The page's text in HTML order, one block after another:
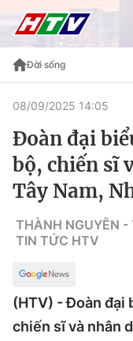
Đời sống
08/09/2025 14:05
Đoàn đại
bộ, chiến sĩ
Tây Nam,
THÀNH NGUYÊN -
TIN TỨC HTV
(HTV) - Đoàn đại
chiến sĩ và nhân